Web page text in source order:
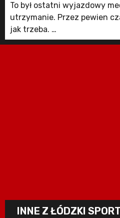
To był ostatni wyjazdowy
utrzymanie. Przez pewien
jak trzeba.
W poprzedniej kolejce
INNE Z ŁÓDZKI SPORT